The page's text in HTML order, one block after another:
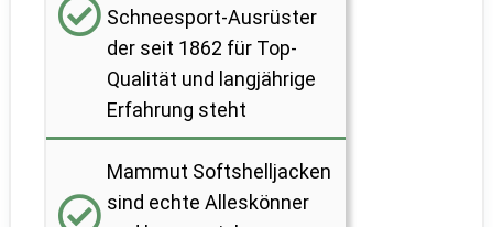
Schneesport-Ausrüster
der seit 1862 für Top-
Qualität und langjährige
Erfahrung steht
Mammut Softshelljacken
sind echte Alleskönner